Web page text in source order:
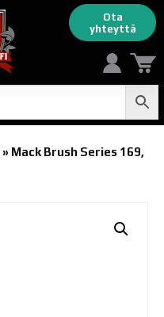
Ota
yhteyttä
» Mack Brush Series 169,